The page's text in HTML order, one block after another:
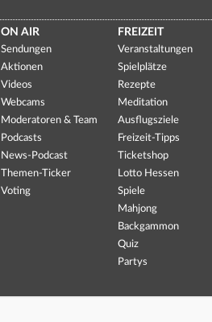
ON AIR
Sendungen
Aktionen
Videos
Webcams
Moderatoren & Team
Podcasts
News-Podcast
Themen-Ticker
Voting
FREIZEIT
Veranstaltungen
Spielplätze
Rezepte
Meditation
Ausflugsziele
Freizeit-Tipps
Ticketshop
Lotto Hessen
Spiele
Mahjong
Backgammon
Quiz
Partys